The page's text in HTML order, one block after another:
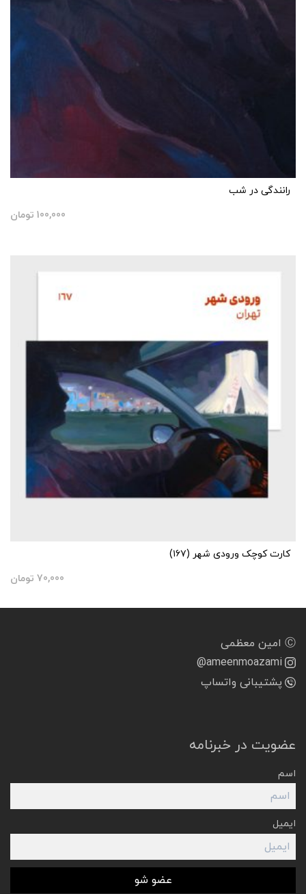
رانندگی در شب
100,000 تومان
کارت کوچک ورودی شهر (۱۶۷)
70,000 تومان
Ⓒ امین معظمی
@ameenmoazami
پشتیبانی واتساپ
عضویت در خبرنامه
اسم
ایمیل